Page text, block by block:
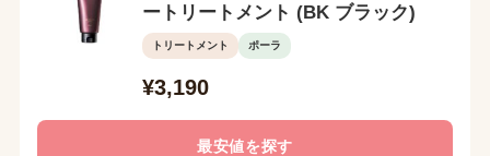
ートリートメント (BK ブラック)
トリートメント ポーラ
¥3,190
最安値を探す